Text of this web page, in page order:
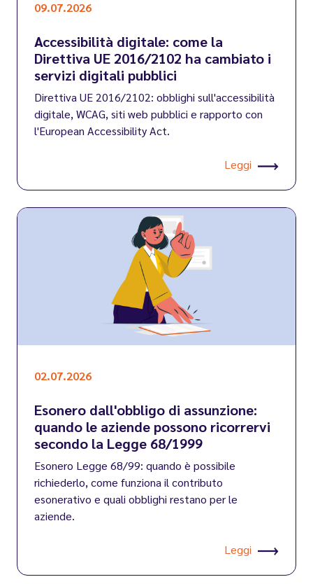
09.07.2026
Accessibilità digitale: come la
Direttiva UE 2016/2102 ha cambiato i
servizi digitali pubblici
Direttiva UE 2016/2102: obblighi sull'accessibilità
digitale, WCAG, siti web pubblici e rapporto con
l'European Accessibility Act.
Leggi
02.07.2026
Esonero dall'obbligo di assunzione:
quando le aziende possono ricorrervi
secondo la Legge 68/1999
Esonero Legge 68/99: quando è possibile
richiederlo, come funziona il contributo
esonerativo e quali obblighi restano per le
aziende.
Leggi